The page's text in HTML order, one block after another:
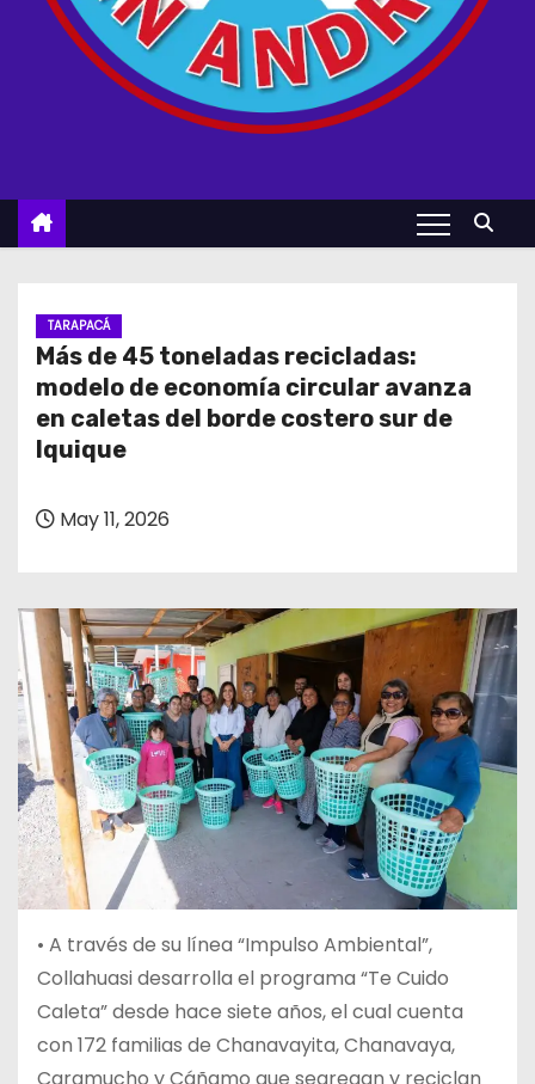
TARAPACÁ
Más de 45 toneladas recicladas:
modelo de economía circular avanza
en caletas del borde costero sur de
Iquique
May 11, 2026
• A través de su línea “Impulso Ambiental”,
Collahuasi desarrolla el programa “Te Cuido
Caleta” desde hace siete años, el cual cuenta
con 172 familias de Chanavayita, Chanavaya,